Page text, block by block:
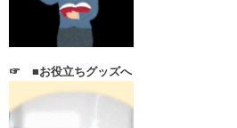
☞ ■お役立ちグッズへ